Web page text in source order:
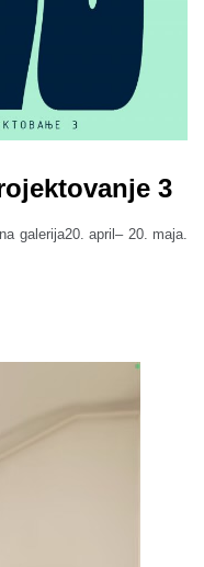
3
galerija20. april– 20. maja.